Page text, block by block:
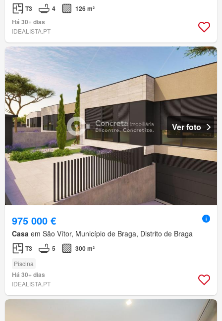
T3 4
126 m²
Há 30+ dias
IDEALISTA.PT
Ver foto
975 000 €
Casa em São Vítor, Município de Braga, Distrito de Braga
T3 5 300 m²
Piscina
Há 30+ dias
IDEALISTA.PT